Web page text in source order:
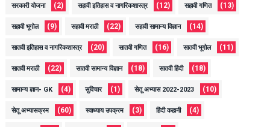
सरकारी योजना (2) सहावी इतिहास व नागरिकशास्त्र (12) सहावी गणित (13)
सहावी भूगोल (9) सहावी मराठी (22) सहावी सामान्य विज्ञान (14)
सातवी इतिहास व नागरिकशास्त्र (20) सातवी गणित (16) सातवी भूगोल (11)
सातवी मराठी (22) सातवी सामान्य विज्ञान (18) सातवी हिंदी (18)
सामान्य ज्ञान- GK (4) सुविचार (1) सेतू अभ्यास 2022-2023 (10)
सेतू अभ्यासक्रम (60) स्वाध्याय उपक्रम (3) हिंदी कहानी (4)